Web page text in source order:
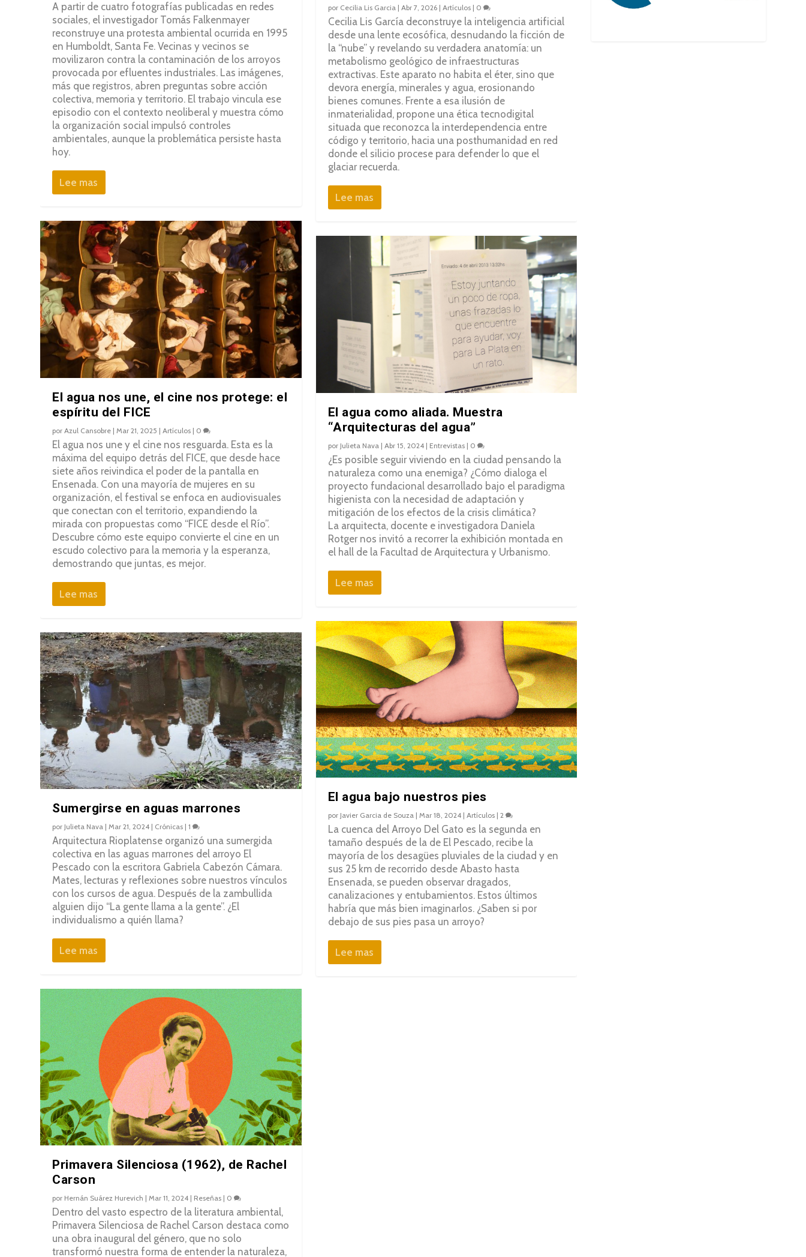
A partir de cuatro fotografías publicadas en redes
sociales, el investigador Tomás Falkenmayer
reconstruye una protesta ambiental ocurrida en 1995
en Humboldt, Santa Fe. Vecinas y vecinos se
movilizaron contra la contaminación de los arroyos
provocada por efluentes industriales. Las imágenes,
más que registros, abren preguntas sobre acción
colectiva, memoria y territorio. El trabajo vincula ese
episodio con el contexto neoliberal y muestra cómo
la organización social impulsó controles
ambientales, aunque la problemática persiste hasta
hoy.
Lee mas
El agua nos une, el cine nos protege: el
espíritu del FICE
porAzul Cansobre |Mar 21, 2025 |Artículos | 0
El agua nos une y el cine nos resguarda. Esta es la
máxima del equipo detrás del FICE, que desde hace
siete años reivindica el poder de la pantalla en
Ensenada. Con una mayoría de mujeres en su
organización, el festival se enfoca en audiovisuales
que conectan con el territorio, expandiendo la
mirada con propuestas como “FICE desde el Río”.
Descubre cómo este equipo convierte el cine en un
escudo colectivo para la memoria y la esperanza,
demostrando que juntas, es mejor.
Lee mas
Sumergirse en aguas marrones
por Julieta Nava |Mar 21, 2024 | Crónicas |1
Arquitectura Rioplatense organizó una sumergida
colectiva en las aguas marrones del arroyo El
Pescado con la escritora Gabriela Cabezón Cámara.
Mates, lecturas y reflexiones sobre nuestros vínculos
con los cursos de agua. Después de la zambullida
alguien dijo “La gente llama a la gente”. ¿El
individualismo a quién llama?
Lee mas
Primavera Silenciosa (1962), de Rachel
Carson
por Hernán Suárez Hurevich |Mar 11, 2024 | Reseñas | 0
Dentro del vasto espectro de la literatura ambiental,
Primavera Silenciosa de Rachel Carson destaca como
una obra inaugural del género, que no solo
transformó nuestra forma de entender la naturaleza,
por Cecilia Lis Garcia| Abr 7, 2026| Artículos| 0
Cecilia Lis García deconstruye la inteligencia artificial
desde una lente ecosófica, desnudando la ficción de
la “nube” y revelando su verdadera anatomía: un
metabolismo geológico de infraestructuras
extractivas. Este aparato no habita el éter, sino que
devora energía, minerales y agua, erosionando
bienes comunes. Frente a esa ilusión de
inmaterialidad, propone una ética tecnodigital
situada que reconozca la interdependencia entre
código y territorio, hacia una posthumanidad en red
donde el silicio procese para defender lo que el
glaciar recuerda.
Lee mas
El agua como aliada. Muestra
“Arquitecturas del agua”
por Julieta Nava | Abr 15, 2024| Entrevistas| 0
¿Es posible seguir viviendo en la ciudad pensando la
naturaleza como una enemiga? ¿Cómo dialoga el
proyecto fundacional desarrollado bajo el paradigma
higienista con la necesidad de adaptación y
mitigación de los efectos de la crisis climática?
La arquitecta, docente e investigadora Daniela
Rotger nos invitó a recorrer la exhibición montada en
el hall de la Facultad de Arquitectura y Urbanismo.
Lee mas
El agua bajo nuestros pies
por Javier Garcia de Souza | Mar 18, 2024| Artículos| 2
La cuenca del Arroyo Del Gato es la segunda en
tamaño después de la de El Pescado, recibe la
mayoría de los desagües pluviales de la ciudad y en
sus 25 km de recorrido desde Abasto hasta
Ensenada, se pueden observar dragados,
canalizaciones y entubamientos. Estos últimos
habría que más bien imaginarlos. ¿Saben si por
debajo de sus pies pasa un arroyo?
Lee mas